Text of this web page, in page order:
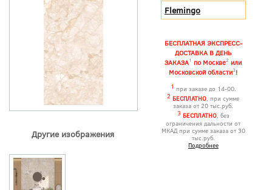
Другие изображения
Flemingo
БЕСПЛАТНАЯ ЭКСПРЕСС-
ДОСТАВКА В ДЕНЬ
ЗАКАЗА1 по Москве2 или
Московской области3!
1 при заказе до 14-00.
2 БЕСПЛАТНО, при сумме
заказа от 20 тыс.руб.
3 БЕСПЛАТНО, без
ограничения дальности от
МКАД при сумме заказа от 30
тыс.руб.
Подробнее